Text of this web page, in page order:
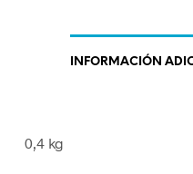
INFORMACIÓN
0,4 kg